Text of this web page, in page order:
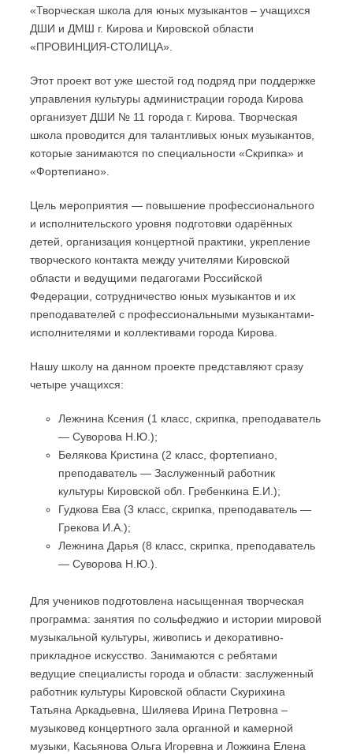
«Творческая школа для юных музыкантов – учащихся
ДШИ и ДМШ г. Кирова и Кировской области
«ПРОВИНЦИЯ-СТОЛИЦА».
Этот проект вот уже шестой год подряд при поддержке
управления культуры администрации города Кирова
организует ДШИ № 11 города г. Кирова. Творческая
школа проводится для талантливых юных музыкантов,
которые занимаются по специальности «Скрипка» и
«Фортепиано».
Цель мероприятия — повышение профессионального
и исполнительского уровня подготовки одарённых
детей, организация концертной практики, укрепление
творческого контакта между учителями Кировской
области и ведущими педагогами Российской
Федерации, сотрудничество юных музыкантов и их
преподавателей с профессиональными музыкантами-
исполнителями и коллективами города Кирова.
Нашу школу на данном проекте представляют сразу
четыре учащихся:
Лежнина Ксения (1 класс, скрипка, преподаватель
— Суворова Н.Ю.);
Белякова Кристина (2 класс, фортепиано,
преподаватель — Заслуженный работник
культуры Кировской обл. Гребенкина Е.И.);
Гудкова Ева (3 класс, скрипка, преподаватель —
Грекова И.А.);
Лежнина Дарья (8 класс, скрипка, преподаватель
— Суворова Н.Ю.).
Для учеников подготовлена насыщенная творческая
программа: занятия по сольфеджио и истории мировой
музыкальной культуры, живопись и декоративно-
прикладное искусство. Занимаются с ребятами
ведущие специалисты города и области: заслуженный
работник культуры Кировской области Скурихина
Татьяна Аркадьевна, Шиляева Ирина Петровна –
музыковед концертного зала органной и камерной
музыки, Касьянова Ольга Игоревна и Ложкина Елена